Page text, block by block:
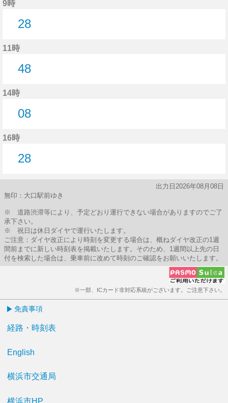
9時
28
11時
48
14時
08
16時
28
出力日2026年08月08日
無印：大口駅前ゆき
※ 道路渋滞等により、予定どおり運行できない場合がありますのでご了
承下さい。
※ 祝日は休日ダイヤで運行いたします。
ご注意：ダイヤ改正により時刻を変更する場合は、概ねダイヤ改正の1週
間前までに新しい時刻表を掲載いたします。そのため、1週間以上先の日
付を検索した場合は、乗車前に改めて時刻のご確認をお願いいたします。
※一部、ICカード非対応系統がございます。ご注意下さい。
免責事項
経路・時刻表
English
横浜市交通局
横浜市HP